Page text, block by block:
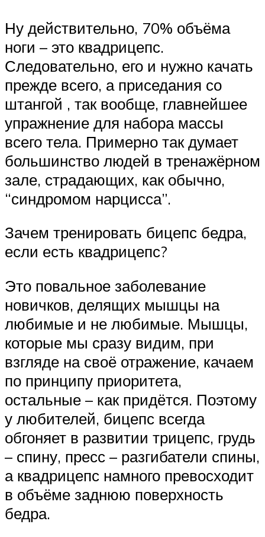
Ну действительно, 70% объёма
ноги – это квадрицепс.
Следовательно, его и нужно качать
прежде всего, а приседания со
штангой , так вообще, главнейшее
упражнение для набора массы
всего тела. Примерно так думает
большинство людей в тренажёрном
зале, страдающих, как обычно,
“синдромом нарцисса”.
Зачем тренировать бицепс бедра,
если есть квадрицепс?
Это повальное заболевание
новичков, делящих мышцы на
любимые и не любимые. Мышцы,
которые мы сразу видим, при
взгляде на своё отражение, качаем
по принципу приоритета,
остальные – как придётся. Поэтому
у любителей, бицепс всегда
обгоняет в развитии трицепс, грудь
– спину, пресс – разгибатели спины,
а квадрицепс намного превосходит
в объёме заднюю поверхность
бедра.